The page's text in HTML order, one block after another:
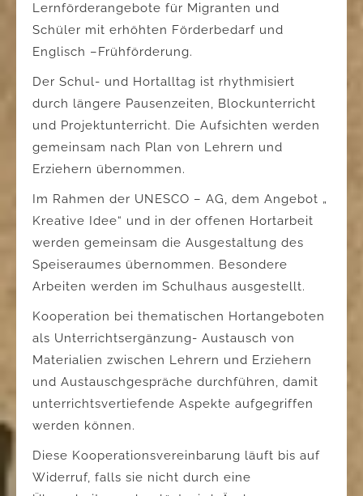
Lernförderangebote für Migranten und
Schüler mit erhöhten Förderbedarf und
Englisch –Frühförderung.
Der Schul- und Hortalltag ist rhythmisiert
durch längere Pausenzeiten, Blockunterricht
und Projektunterricht. Die Aufsichten werden
gemeinsam nach Plan von Lehrern und
Erziehern übernommen.
Im Rahmen der UNESCO – AG, dem Angebot „
Kreative Idee“ und in der offenen Hortarbeit
werden gemeinsam die Ausgestaltung des
Speiseraumes übernommen. Besondere
Arbeiten werden im Schulhaus ausgestellt.
Kooperation bei thematischen Hortangeboten
als Unterrichtsergänzung- Austausch von
Materialien zwischen Lehrern und Erziehern
und Austauschgespräche durchführen, damit
unterrichtsvertiefende Aspekte aufgegriffen
werden können.
Diese Kooperationsvereinbarung läuft bis auf
Widerruf, falls sie nicht durch eine